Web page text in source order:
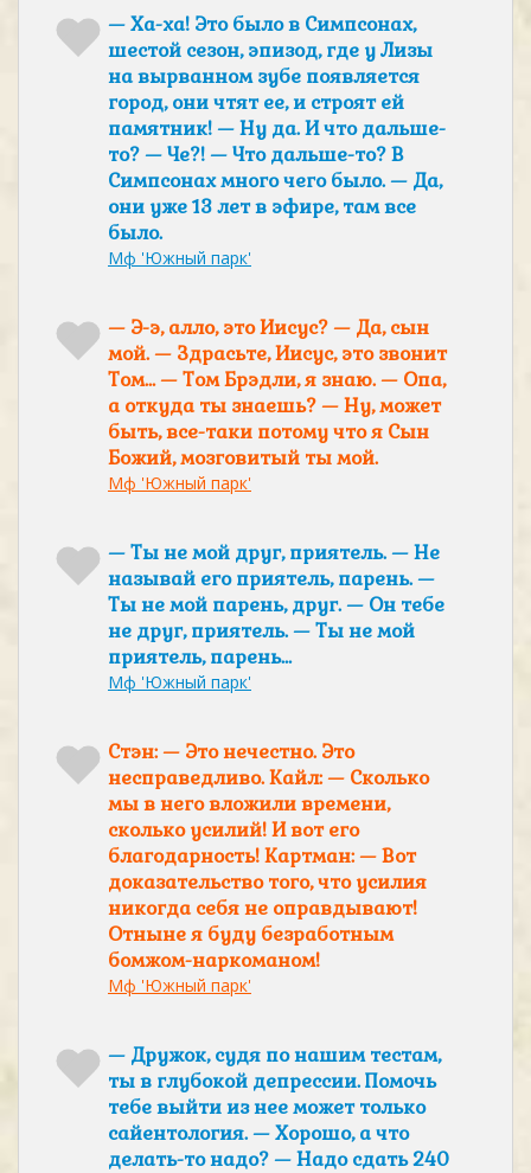
— Ха-ха! Это было в Симпсонах,
шестой сезон, эпизод, где у Лизы
на вырванном зубе появляется
город, они чтят ее, и строят ей
памятник! — Ну да. И что дальше-
то? — Че?! — Что дальше-то? В
Симпсонах много чего было. — Да,
они уже 13 лет в эфире, там все
было.
Мф 'Южный парк'
— Э-э, алло, это Иисус? — Да, сын
мой. — Здрасьте, Иисус, это звонит
Том… — Том Брэдли, я знаю. — Опа,
а откуда ты знаешь? — Ну, может
быть, все-таки потому что я Сын
Божий, мозговитый ты мой.
Мф 'Южный парк'
— Ты не мой друг, приятель. — Не
называй его приятель, парень. —
Ты не мой парень, друг. — Он тебе
не друг, приятель. — Ты не мой
приятель, парень…
Мф 'Южный парк'
Стэн: — Это нечестно. Это
несправедливо. Кайл: — Сколько
мы в него вложили времени,
сколько усилий! И вот его
благодарность! Картман: — Вот
доказательство того, что усилия
никогда себя не оправдывают!
Отныне я буду безработным
бомжом-наркоманом!
Мф 'Южный парк'
— Дружок, судя по нашим тестам,
ты в глубокой депрессии. Помочь
тебе выйти из нее может только
сайентология. — Хорошо, а что
делать-то надо? — Надо сдать 240